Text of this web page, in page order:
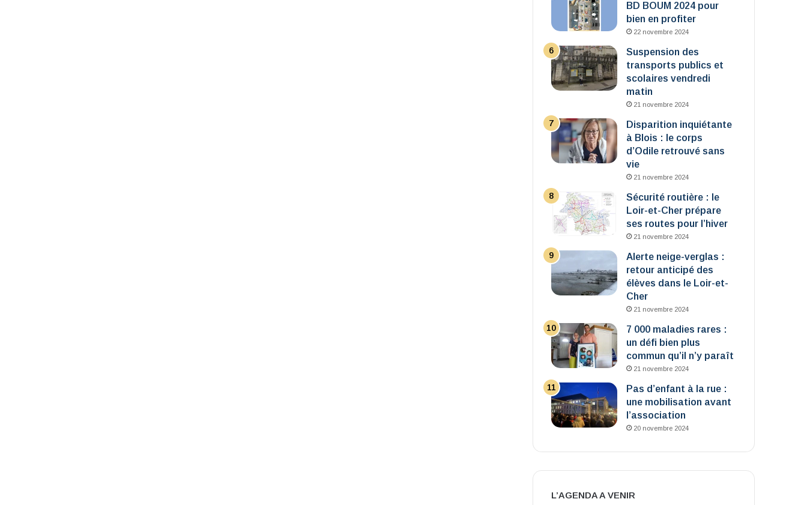
BD BOUM 2024 pour
bien en profiter
22 novembre 2024
Suspension des
transports publics et
scolaires vendredi
matin
21 novembre 2024
Disparition inquiétante
à Blois : le corps
d’Odile retrouvé sans
vie
21 novembre 2024
Sécurité routière : le
Loir-et-Cher prépare
ses routes pour l’hiver
21 novembre 2024
Alerte neige-verglas :
retour anticipé des
élèves dans le Loir-et-
Cher
21 novembre 2024
7 000 maladies rares :
un défi bien plus
commun qu’il n’y paraît
21 novembre 2024
Pas d’enfant à la rue :
une mobilisation avant
l’association
20 novembre 2024
L’AGENDA A VENIR